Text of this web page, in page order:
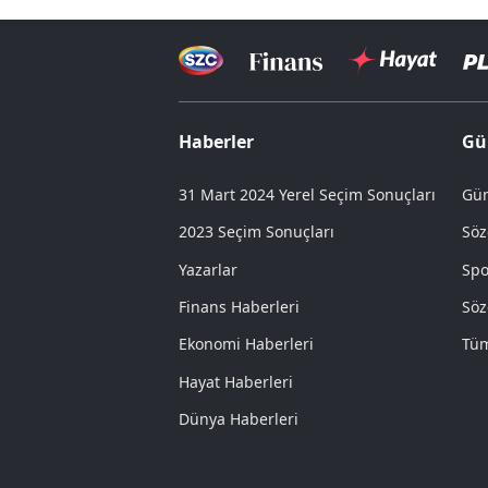
Haberler
31 Mart 2024 Yerel Seçim Sonuçları
2023 Seçim Sonuçları
Yazarlar
Finans Haberleri
Ekonomi Haberleri
Hayat Haberleri
Dünya Haberleri